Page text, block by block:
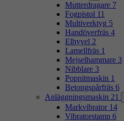
Mutterdragare 7
Fogpistol 11
Multiverktyg 5
Handöverfräs 4
Elhyvel 2
Lamellfräs 1
Mejselhammare 3
Nibblare 3
Popnitmaskin 1
Betongspårfräs 6
Anläggningsmaskin 21
Markvibrator 14
Vibratorstamp 6